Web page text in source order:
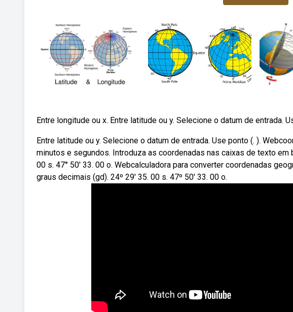
Entre longitude ou x. Entre latitude ou y. Selecione o datum de entrada.
Entre latitude ou y. Selecione o datum de entrada. Use ponto (. ).
minutos e segundos. Introduza as coordenadas nas caixas de texto
00 s. 47° 50' 33. 00 o. Webcalculadora para converter coordenadas
graus decimais (gd). 24º 29' 35. 00 s. 47º 50' 33. 00 o.